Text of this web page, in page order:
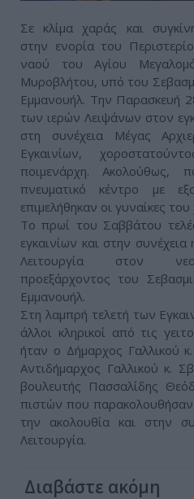
Σε κλίμα χαράς και
στην ενορία του
ναού του Αγίου
Μυροβλήτου, υπό του
Εμμανουήλ. Την Παρασκευή
των ιερών Λειψάνων στον
στη συνέχεια Μέγας
Εγκαινίων,
ποιμενάρχη. Ακολούθως,
πνευματικό κέντρο με
επιμελήθηκαν οι γυναίκες
Το πρωί του Σαββάτου
εγκαινίων και στην
Λειτουργία στον
προεξάρχοντος του
Εμμανουήλ.
Στη λαμπρή τελετή των
άλλοι κληρικοί από τις
ήταν ο Δήμαρχος Γαλλικού
Αντιδήμαρχος Γαλλικού κ.
βουλευτής Πασσαλίδης
πιστών που παρακολουθήσαν
την ακολουθία και στην
Λειτουργία.
Διαβάστε ακόμη